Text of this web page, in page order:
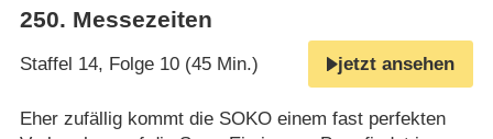
250. Messezeiten
Staffel 14, Folge 10 (45 Min.) jetzt ansehen
Eher zufällig kommt die SOKO einem fast perfekten